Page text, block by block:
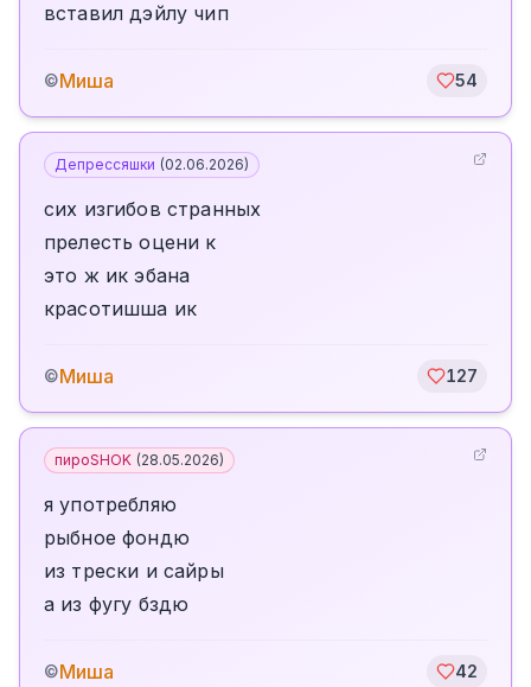
вставил дэйлу чип
©Миша 54
Депрессяшки (02.06.2026)
сих изгибов странных
прелесть оцени к
это ж ик эбана
красотишша ик
©Миша 127
пироSHOK (28.05.2026)
я употребляю
рыбное фондю
из трески и сайры
а из фугу бздю
©Миша 42